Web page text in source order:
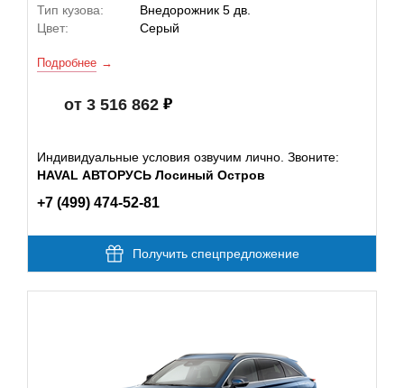
Тип кузова:
Внедорожник 5 дв.
Цвет:
Серый
Подробнее
от 3 516 862
Индивидуальные условия озвучим лично. Звоните:
HAVAL АВТОРУСЬ Лосиный Остров
+7 (499) 474-52-81
Получить спецпредложение